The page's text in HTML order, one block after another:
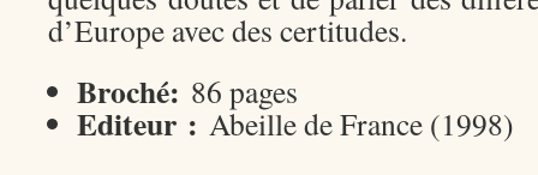
d’Europe avec des certitudes.
Broché: 86 pages
Editeur : Abeille de France (1998)